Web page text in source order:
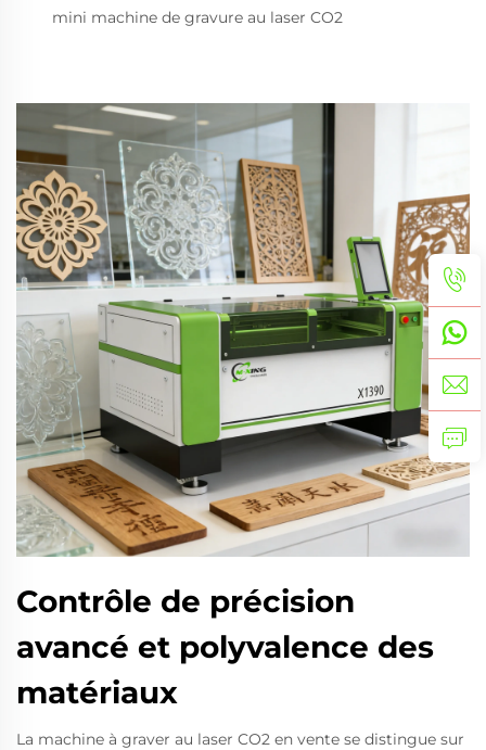
mini machine de gravure au laser CO2
Contrôle de précision
avancé et polyvalence des
matériaux
La machine à graver au laser CO2 en vente se distingue sur